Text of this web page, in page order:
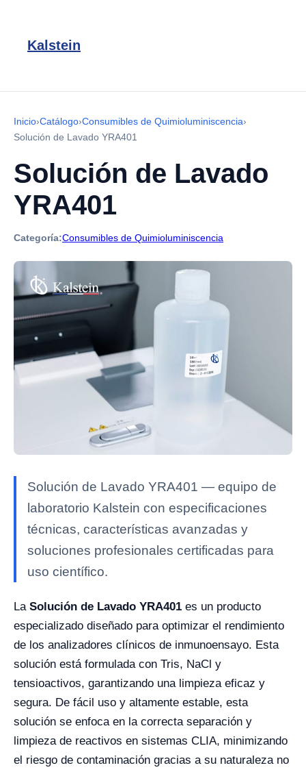
Kalstein
Inicio›Catálogo›Consumibles de Quimioluminiscencia›
Solución de Lavado YRA401
Solución de Lavado
YRA401
Categoría:Consumibles de Quimioluminiscencia
Solución de Lavado YRA401 — equipo de
laboratorio Kalstein con especificaciones
técnicas, características avanzadas y
soluciones profesionales certificadas para
uso científico.
La Solución de Lavado YRA401 es un producto
especializado diseñado para optimizar el rendimiento
de los analizadores clínicos de inmunoensayo. Esta
solución está formulada con Tris, NaCl y
tensioactivos, garantizando una limpieza eficaz y
segura. De fácil uso y altamente estable, esta
solución se enfoca en la correcta separación y
limpieza de reactivos en sistemas CLIA, minimizando
el riesgo de contaminación gracias a su naturaleza no